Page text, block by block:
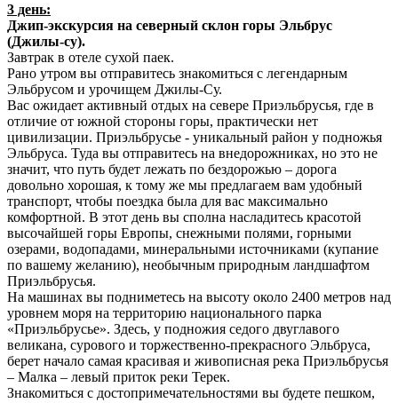
3 день:
Джип-экскурсия на северный склон горы Эльбрус
(Джилы-су).
Завтрак в отеле сухой паек.
Рано утром вы отправитесь знакомиться с легендарным
Эльбрусом и урочищем Джилы-Су.
Вас ожидает активный отдых на севере Приэльбрусья, где в
отличие от южной стороны горы, практически нет
цивилизации. Приэльбрусье - уникальный район у подножья
Эльбруса. Туда вы отправитесь на внедорожниках, но это не
значит, что путь будет лежать по бездорожью – дорога
довольно хорошая, к тому же мы предлагаем вам удобный
транспорт, чтобы поездка была для вас максимально
комфортной. В этот день вы сполна насладитесь красотой
высочайшей горы Европы, снежными полями, горными
озерами, водопадами, минеральными источниками (купание
по вашему желанию), необычным природным ландшафтом
Приэльбрусья.
На машинах вы подниметесь на высоту около 2400 метров над
уровнем моря на территорию национального парка
«Приэльбрусье». Здесь, у подножия седого двуглавого
великана, сурового и торжественно-прекрасного Эльбруса,
берет начало самая красивая и живописная река Приэльбрусья
– Малка – левый приток реки Терек.
Знакомиться с достопримечательностями вы будете пешком,